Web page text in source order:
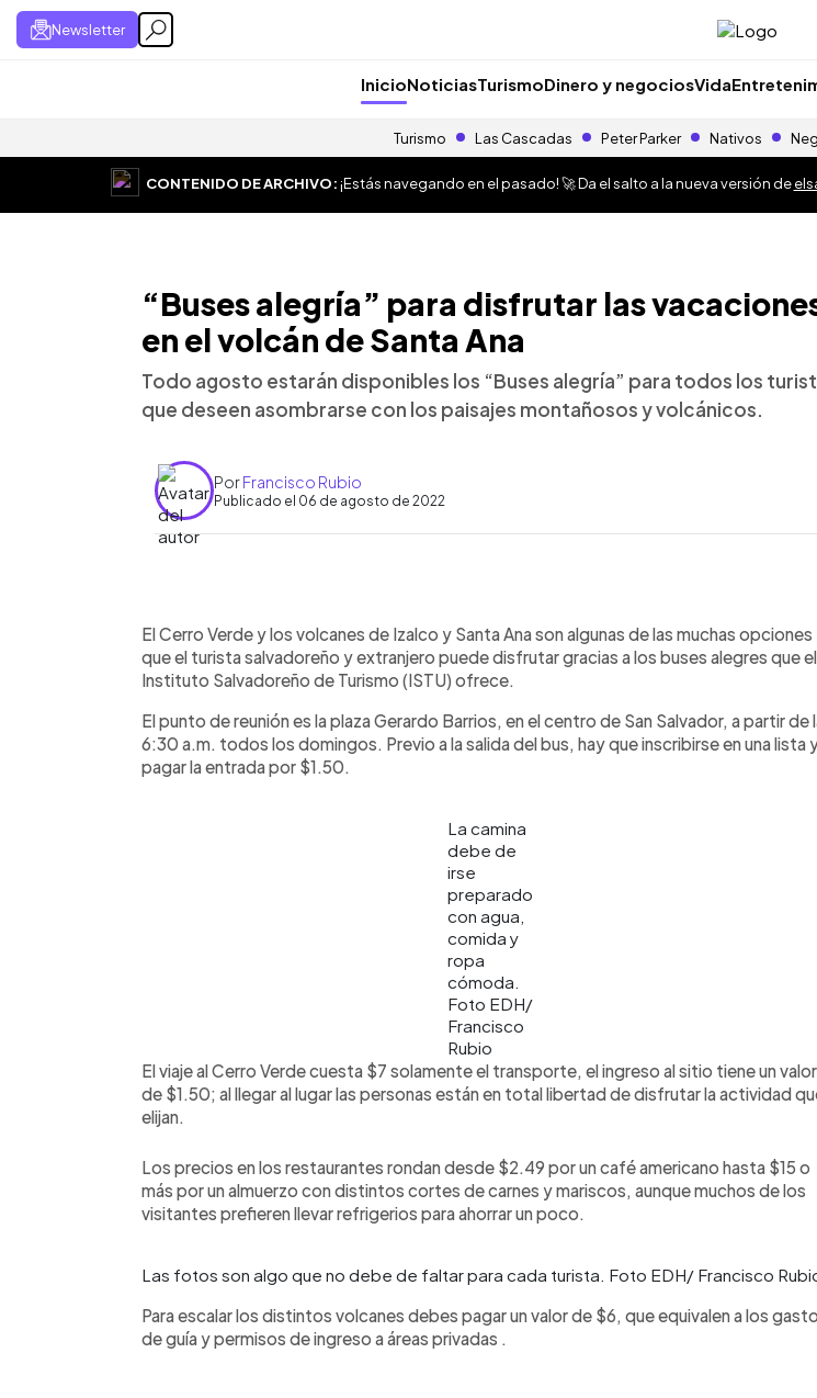
Newsletter
InicioNoticiasTurismoDinero y negociosVida
Turismo Las Cascadas Peter Parker Nativos
CONTENIDO DE ARCHIVO:¡Estás navegando en el pasado! 🚀 Da el salto a la nueva versión de
“Buses alegría” para disfrutar las
en el volcán de Santa Ana
Todo agosto estarán disponibles los “Buses alegría” para todos los
que deseen asombrarse con los paisajes montañosos y volcánicos.
PorFrancisco Rubio
Publicado el 06 de agosto de 2022
► Escuchar artículo
El Cerro Verde y los volcanes de Izalco y Santa Ana son algunas de las muchas opciones
que el turista salvadoreño y extranjero puede disfrutar gracias a los buses alegres que el
Instituto Salvadoreño de Turismo (ISTU) ofrece.
El punto de reunión es la plaza Gerardo Barrios, en el centro de San Salvador, a partir de
6:30 a.m. todos los domingos. Previo a la salida del bus, hay que inscribirse en una lista
pagar la entrada por $1.50.
La camina
debe de
irse
preparado
con agua,
comida y
ropa
cómoda.
Foto EDH/
Francisco
Rubio
El viaje al Cerro Verde cuesta $7 solamente el transporte, el ingreso al sitio tiene un valor
de $1.50; al llegar al lugar las personas están en total libertad de disfrutar la actividad
elijan.
Los precios en los restaurantes rondan desde $2.49 por un café americano hasta $15 o
más por un almuerzo con distintos cortes de carnes y mariscos, aunque muchos de los
visitantes prefieren llevar refrigerios para ahorrar un poco.
Las fotos son algo que no debe de faltar para cada turista. Foto EDH/ Francisco
Para escalar los distintos volcanes debes pagar un valor de $6, que equivalen a los
de guía y permisos de ingreso a áreas privadas .